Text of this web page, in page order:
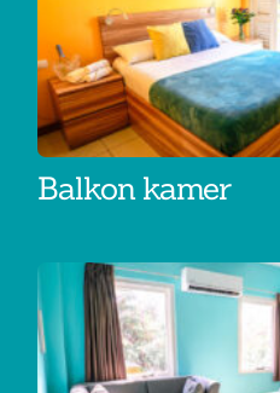
Balkon kamer